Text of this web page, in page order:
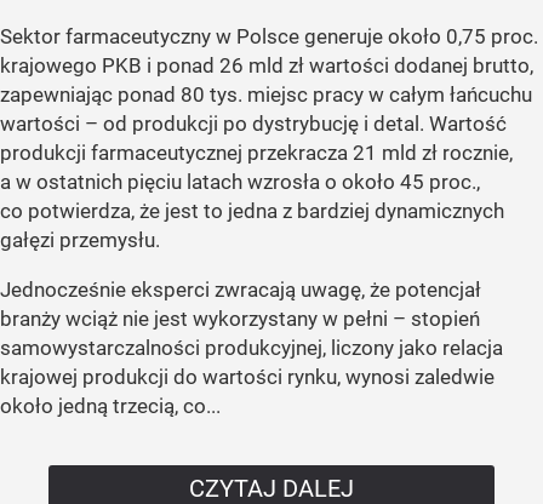
Sektor farmaceutyczny w Polsce generuje około 0,75 proc.
krajowego PKB i ponad 26 mld zł wartości dodanej brutto,
zapewniając ponad 80 tys. miejsc pracy w całym łańcuchu
wartości – od produkcji po dystrybucję i detal. Wartość
produkcji farmaceutycznej przekracza 21 mld zł rocznie,
a w ostatnich pięciu latach wzrosła o około 45 proc.,
co potwierdza, że jest to jedna z bardziej dynamicznych
gałęzi przemysłu.
Jednocześnie eksperci zwracają uwagę, że potencjał
branży wciąż nie jest wykorzystany w pełni – stopień
samowystarczalności produkcyjnej, liczony jako relacja
krajowej produkcji do wartości rynku, wynosi zaledwie
około jedną trzecią, co...
CZYTAJ DALEJ